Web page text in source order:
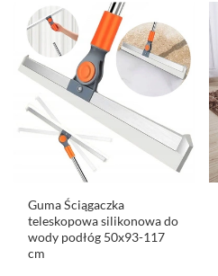
Guma Ściągaczka
teleskopowa silikonowa do
wody podłóg 50x93-117
cm